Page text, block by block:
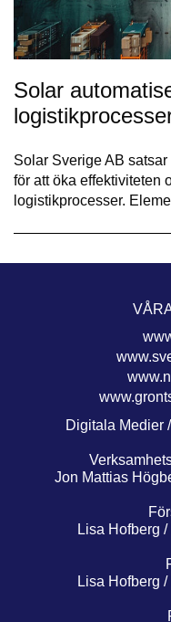
Solar
Solar Sverige AB
för att öka effektiviteten
logistikprocesser.
Digitala Medier
Jon Mattias
Lisa Hofberg /
Lisa Hofberg /